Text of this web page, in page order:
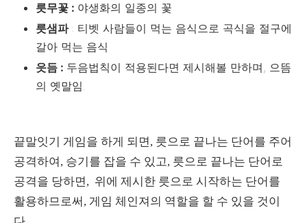
릇무꽃 : 야생화의 일종의 꽃
릇샘파 : 티벳 사람들이 먹는 음식으로 곡식을 절구에
갈아 먹는 음식
읏듬 : 두음법칙이 적용된다면 제시해볼 만하며, 으뜸
의 옛말임.
끝말잇기 게임을 하게 되면, 릇으로 끝나는 단어를 주어
공격하여, 승기를 잡을 수 있고, 릇으로 끝나는 단어로
공격을 당하면, 위에 제시한 릇으로 시작하는 단어를
활용하므로써, 게임 체인져의 역할을 할 수 있을 것이